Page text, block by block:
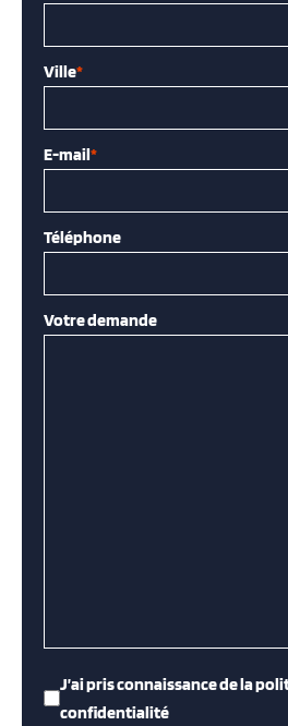
Ville*
E-mail*
Téléphone
Votre demande
J’ai pris connaissance de la
confidentialité